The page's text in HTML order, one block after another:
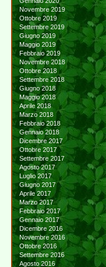
Novembre 2019
Ottobre 2019
Settembre 2019
Giugno 2019
Maggio 2019
Febbraio 2019
Novembre 2018
Ottobre 2018
Settembre 2018
Giugno 2018
Maggio 2018
Aprile 2018
Marzo 2018
Febbraio 2018
Gennaio 2018
Dicembre 2017
Ottobre 2017
Settembre 2017
Agosto 2017
Luglio 2017
Giugno 2017
Aprile 2017
Marzo 2017
Febbraio 2017
Gennaio 2017
Dicembre 2016
Novembre 2016
Ottobre 2016
Settembre 2016
Agosto 2016